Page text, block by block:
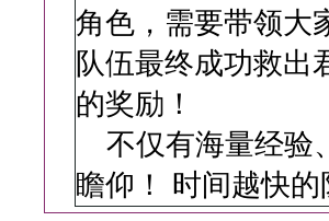
角色，需要带领大
队伍最终成功救出
的奖励！
不仅有海量经验
瞻仰！ 时间越快